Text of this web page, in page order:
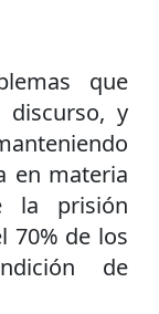
que
y
en materia
la prisión
70% de los
de